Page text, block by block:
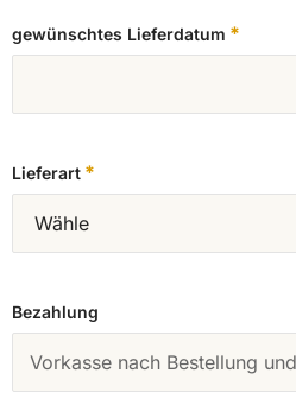
gewünschtes Lieferdatum *
Lieferart *
Bezahlung